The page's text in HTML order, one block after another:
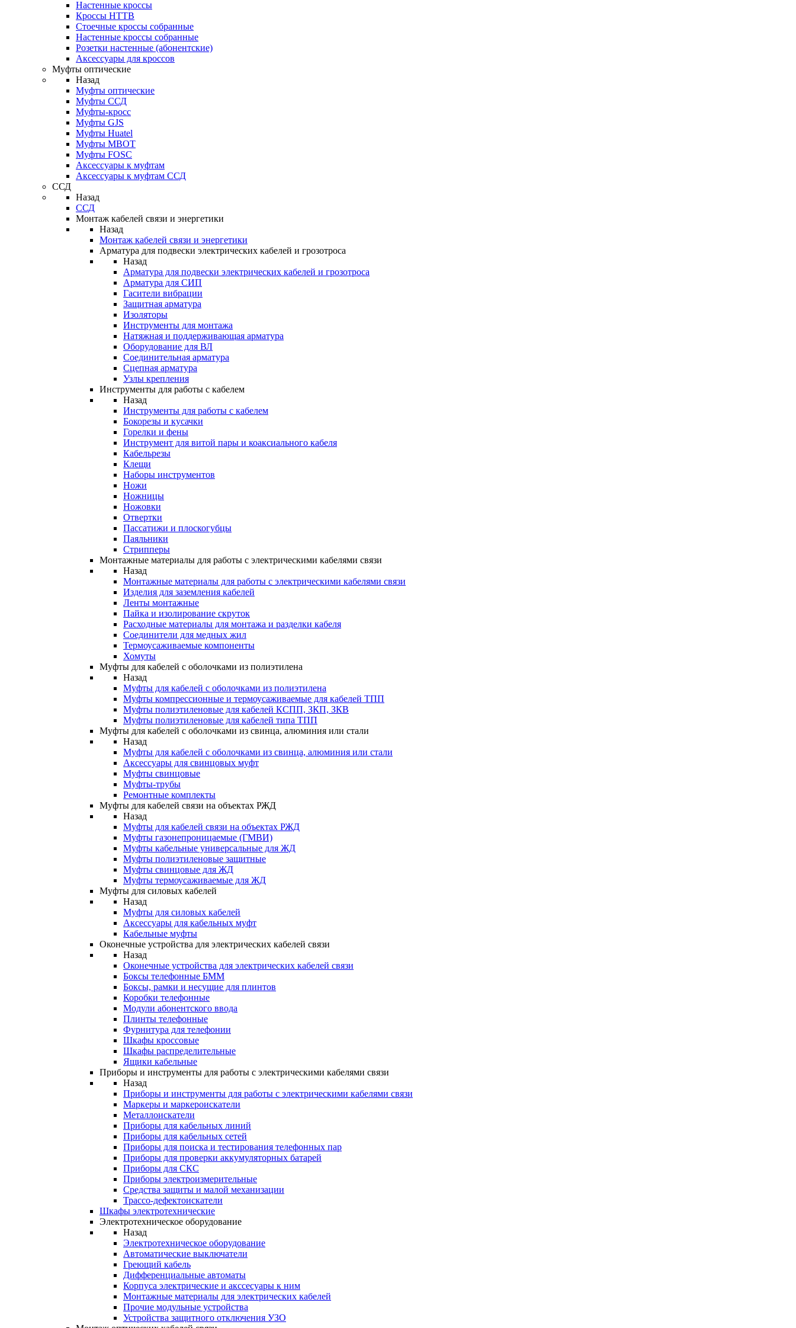
Настенные кроссы
Кроссы HTTB
Стоечные кроссы собранные
Настенные кроссы собранные
Розетки настенные (абонентские)
Аксессуары для кроссов
Муфты оптические
Назад
Муфты оптические
Муфты ССД
Муфты-кросс
Муфты GJS
Муфты Huatel
Муфты МВОТ
Муфты FOSC
Аксессуары к муфтам
Аксессуары к муфтам ССД
ССД
Назад
ССД
Монтаж кабелей связи и энергетики
Назад
Монтаж кабелей связи и энергетики
Арматура для подвески электрических кабелей и грозотроса
Назад
Арматура для подвески электрических кабелей и грозотроса
Арматура для СИП
Гасители вибрации
Защитная арматура
Изоляторы
Инструменты для монтажа
Натяжная и поддерживающая арматура
Оборудование для ВЛ
Соединительная арматура
Сцепная арматура
Узлы крепления
Инструменты для работы с кабелем
Назад
Инструменты для работы с кабелем
Бокорезы и кусачки
Горелки и фены
Инструмент для витой пары и коаксиального кабеля
Кабельрезы
Клещи
Наборы инструментов
Ножи
Ножницы
Ножовки
Отвертки
Пассатижи и плоскогубцы
Паяльники
Стрипперы
Монтажные материалы для работы с электрическими кабелями связи
Назад
Монтажные материалы для работы с электрическими кабелями связи
Изделия для заземления кабелей
Ленты монтажные
Пайка и изолирование скруток
Расходные материалы для монтажа и разделки кабеля
Соединители для медных жил
Термоусаживаемые компоненты
Хомуты
Муфты для кабелей с оболочками из полиэтилена
Назад
Муфты для кабелей с оболочками из полиэтилена
Муфты компрессионные и термоусаживаемые для кабелей ТПП
Муфты полиэтиленовые для кабелей КСПП, ЗКП, ЗКВ
Муфты полиэтиленовые для кабелей типа ТПП
Муфты для кабелей с оболочками из свинца, алюминия или стали
Назад
Муфты для кабелей с оболочками из свинца, алюминия или стали
Аксессуары для свинцовых муфт
Муфты свинцовые
Муфты-трубы
Ремонтные комплекты
Муфты для кабелей связи на объектах РЖД
Назад
Муфты для кабелей связи на объектах РЖД
Муфты газонепроницаемые (ГМВИ)
Муфты кабельные универсальные для ЖД
Муфты полиэтиленовые защитные
Муфты свинцовые для ЖД
Муфты термоусаживаемые для ЖД
Муфты для силовых кабелей
Назад
Муфты для силовых кабелей
Аксессуары для кабельных муфт
Кабельные муфты
Оконечные устройства для электрических кабелей связи
Назад
Оконечные устройства для электрических кабелей связи
Боксы телефонные БММ
Боксы, рамки и несущие для плинтов
Коробки телефонные
Модули абонентского ввода
Плинты телефонные
Фурнитура для телефонии
Шкафы кроссовые
Шкафы распределительные
Ящики кабельные
Приборы и инструменты для работы с электрическими кабелями связи
Назад
Приборы и инструменты для работы с электрическими кабелями связи
Маркеры и маркероискатели
Металлоискатели
Приборы для кабельных линий
Приборы для кабельных сетей
Приборы для поиска и тестирования телефонных пар
Приборы для проверки аккумуляторных батарей
Приборы для СКС
Приборы электроизмерительные
Средства защиты и малой механизации
Трассо-дефектоискатели
Шкафы электротехнические
Электротехническое оборудование
Назад
Электротехническое оборудование
Автоматические выключатели
Греющий кабель
Дифференциальные автоматы
Корпуса электрические и акссесуары к ним
Монтажные материалы для электрических кабелей
Прочие модульные устройства
Устройства защитного отключения УЗО